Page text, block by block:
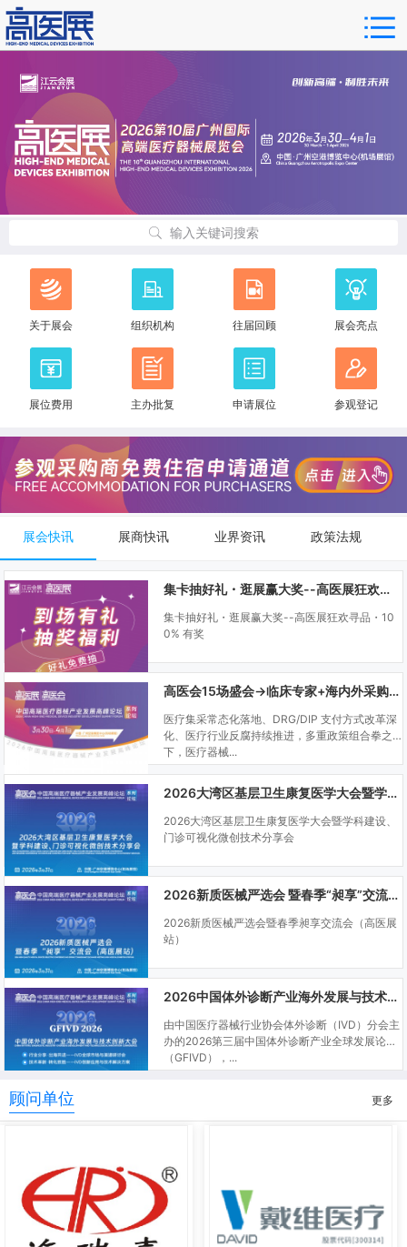
输入关键词搜索
关于展会 组织机构 往届回顾 展会亮点
展位费用 主办批复 申请展位 参观登记
展会快讯 展商快讯 业界资讯 政策法规
集卡抽好礼・逛展赢大奖--高医展狂欢寻品・100% 有奖
集卡抽好礼・逛展赢大奖--高医展狂欢寻品・10
0% 有奖
高医会15场盛会→临床专家+海内外采购商双向对接
医疗集采常态化落地、DRG/DIP 支付方式改革深
化、医疗行业反腐持续推进，多重政策组合拳之
下，医疗器械...
2026大湾区基层卫生康复医学大会暨学科建设、门诊可视化微创技术分享会
2026大湾区基层卫生康复医学大会暨学科建设、
门诊可视化微创技术分享会
2026新质医械严选会 暨春季“昶享”交流会（高医展站）
2026新质医械严选会暨春季昶享交流会（高医展
站）
2026中国体外诊断产业海外发展与技术创新大会
由中国医疗器械行业协会体外诊断（IVD）分会主
办的2026第三届中国体外诊断产业全球发展论坛
（GFIVD），...
顾问单位 更多